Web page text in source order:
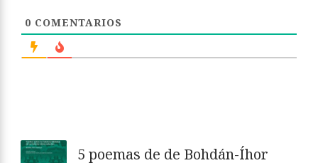
0 COMENTARIOS
5 poemas de de Bohdán-Íhor